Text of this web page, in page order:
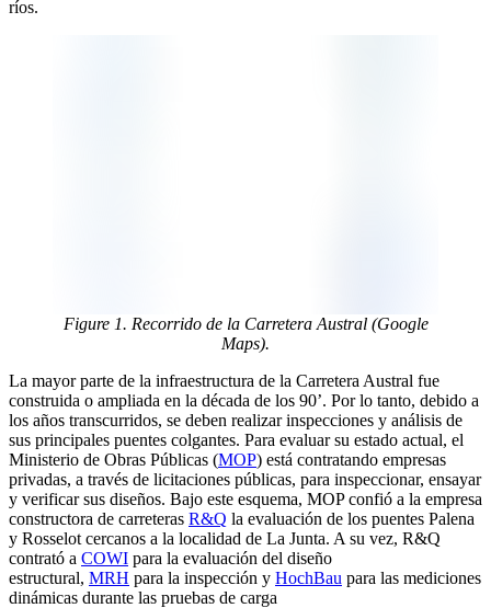
ríos.
Figure 1. Recorrido de la Carretera Austral (Google
Maps).
La mayor parte de la infraestructura de la Carretera Austral fue
construida o ampliada en la década de los 90’. Por lo tanto, debido a
los años transcurridos, se deben realizar inspecciones y análisis de
sus principales puentes colgantes. Para evaluar su estado actual, el
Ministerio de Obras Públicas (MOP) está contratando empresas
privadas, a través de licitaciones públicas, para inspeccionar, ensayar
y verificar sus diseños. Bajo este esquema, MOP confió a la empresa
constructora de carreteras R&Q la evaluación de los puentes Palena
y Rosselot cercanos a la localidad de La Junta. A su vez, R&Q
contrató a COWI para la evaluación del diseño
estructural, MRH para la inspección y HochBau para las mediciones
dinámicas durante las pruebas de carga